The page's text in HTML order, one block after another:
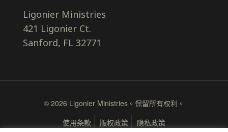
Ligonier Ministries
421 Ligonier Ct.
Sanford, FL 32771
© 2026 Ligonier Ministries。保留所有权利。
使用条款
版权政策 隐私政策